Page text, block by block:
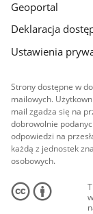
Geoportal
Deklaracja
Ustawienia
Strony dostępne w
mailowych.
mail zgadza się na
dobrowolnie
odpowiedzi na
każdą z jednostek
osobowych.